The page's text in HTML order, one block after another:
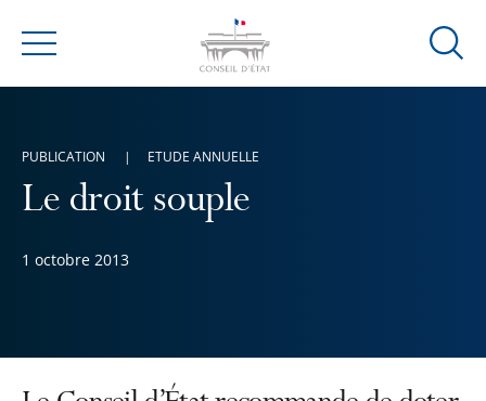
Menu
Ouvrir
Le droit souple
1 octobre 2013
PUBLICATION ETUDE ANNUELLE